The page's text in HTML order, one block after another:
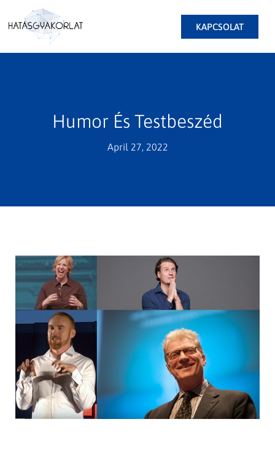
KAPCSOLAT
Humor És Testbeszéd
April 27, 2022